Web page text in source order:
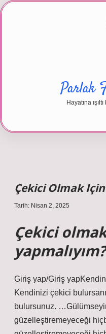
Gizlilik
Parlak
Hayatına
Çekici Olmak
Tarih: Nisan 2, 2025
Çekici
yapmalıyım?
Giriş yap/Giriş
Kendinizi çekici
bulursunuz.
güzelleştiremeyeceği